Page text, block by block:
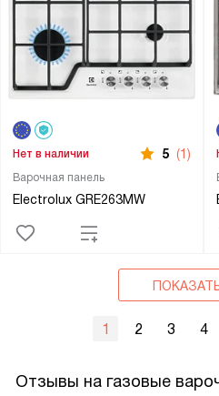
Варочная панель
Electrolux GRE263MW
Нет в наличии 5 (1)
1 2 3 4
Отзывы на газовые